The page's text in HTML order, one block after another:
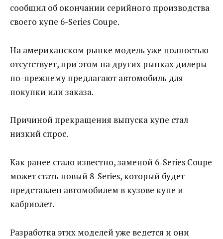
сообщил об окончании серийного производства
своего купе 6-Series Coupe.
На американском рынке модель уже полностью
отсутствует, при этом на других рынках дилеры
по-прежнему предлагают автомобиль для
покупки или заказа.
Причиной прекращения выпуска купе стал
низкий спрос.
Как ранее стало известно, заменой 6-Series Coupe
может стать новый 8-Series, который будет
представлен автомобилем в кузове купе и
кабриолет.
Разработка этих моделей уже ведется и они